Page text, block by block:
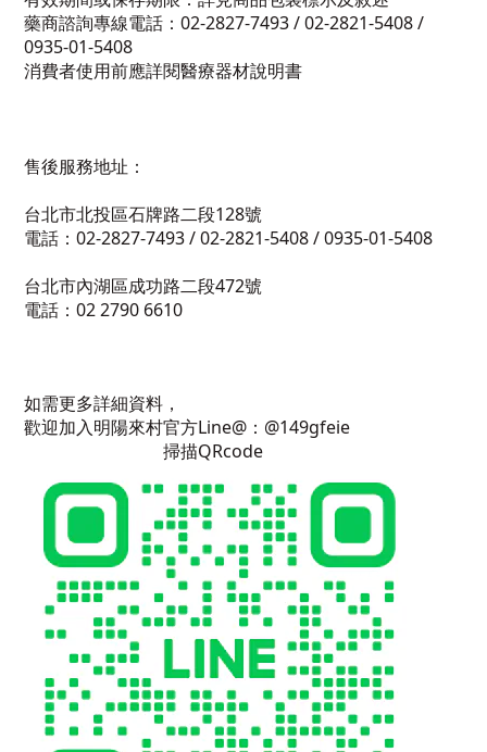
藥商諮詢專線電話：02-2827-7493 / 02-2821-5408 /
0935-01-5408
消費者使用前應詳閱醫療器材說明書
售後服務地址：
台北市北投區石牌路二段128號
電話：02-2827-7493 / 02-2821-5408 / 0935-01-5408
台北市內湖區成功路二段472號
電話：02 2790 6610
如需更多詳細資料，
歡迎加入明陽來村官方Line@：@149gfeie
掃描QRcode